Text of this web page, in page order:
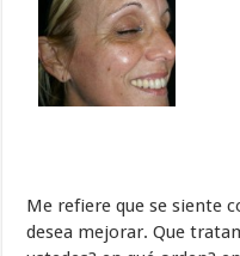
Me refiere que se siente
desea mejorar. Que